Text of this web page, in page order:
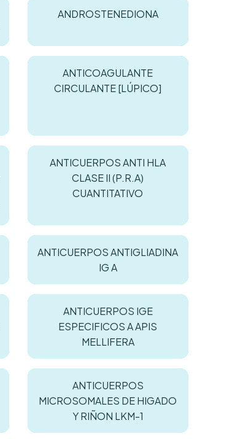
ANDROSTENEDIONA
ANTICOAGULANTE
CIRCULANTE [LÚPICO]
ANTICUERPOS ANTI HLA
CLASE II (P.R.A)
CUANTITATIVO
ANTICUERPOS ANTIGLIADINA
IG A
ANTICUERPOS IGE
ESPECIFICOS A APIS
MELLIFERA
ANTICUERPOS
MICROSOMALES DE HIGADO
Y RIÑON LKM-1